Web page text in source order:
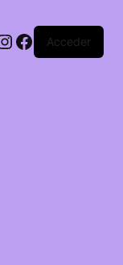
Facebook
Acceder